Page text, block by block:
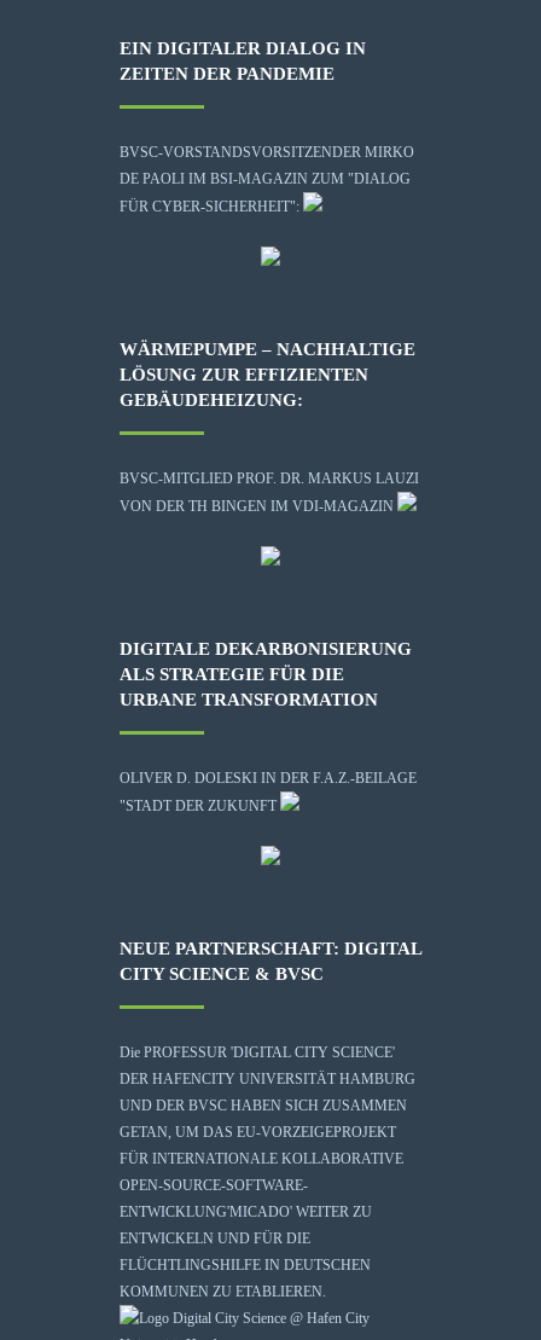
EIN DIGITALER DIALOG IN
ZEITEN DER PANDEMIE
BVSC-VORSTANDSVORSITZENDER MIRKO
DE PAOLI IM BSI-MAGAZIN ZUM "DIALOG
FÜR CYBER-SICHERHEIT":
WÄRMEPUMPE – NACHHALTIGE
LÖSUNG ZUR EFFIZIENTEN
GEBÄUDEHEIZUNG:
BVSC-MITGLIED PROF. DR. MARKUS LAUZI
VON DER TH BINGEN IM VDI-MAGAZIN
DIGITALE DEKARBONISIERUNG
ALS STRATEGIE FÜR DIE
URBANE TRANSFORMATION
OLIVER D. DOLESKI IN DER F.A.Z.-BEILAGE
"STADT DER ZUKUNFT
NEUE PARTNERSCHAFT: DIGITAL
CITY SCIENCE & BVSC
Die PROFESSUR 'DIGITAL CITY SCIENCE'
DER HAFENCITY UNIVERSITÄT HAMBURG
UND DER BVSC HABEN SICH ZUSAMMEN
GETAN, UM DAS EU-VORZEIGEPROJEKT
FÜR INTERNATIONALE KOLLABORATIVE
OPEN-SOURCE-SOFTWARE-
ENTWICKLUNG'MICADO' WEITER ZU
ENTWICKELN UND FÜR DIE
FLÜCHTLINGSHILFE IN DEUTSCHEN
KOMMUNEN ZU ETABLIEREN.